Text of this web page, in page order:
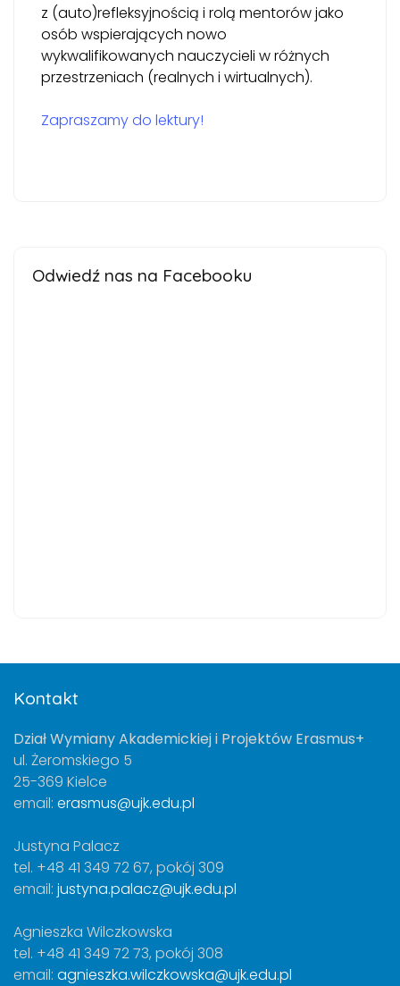
z (auto)refleksyjnością i rolą mentorów jako
osób wspierających nowo
wykwalifikowanych nauczycieli w różnych
przestrzeniach (realnych i wirtualnych).
Zapraszamy do lektury!
Odwiedź nas na Facebooku
Kontakt
Dział Wymiany Akademickiej i Projektów Erasmus+
ul. Żeromskiego 5
25-369 Kielce
email: erasmus@ujk.edu.pl
Justyna Palacz
tel. +48 41 349 72 67, pokój 309
email: justyna.palacz@ujk.edu.pl
Agnieszka Wilczkowska
tel. +48 41 349 72 73, pokój 308
email: agnieszka.wilczkowska@ujk.edu.pl